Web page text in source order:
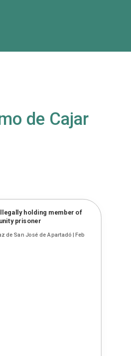
de Cajar
holding member of
prisoner
de San José de Apartadó|Feb